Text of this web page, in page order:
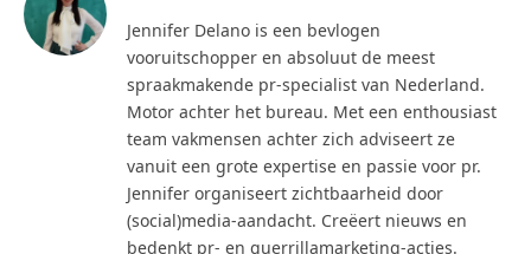
Jennifer Delano is een bevlogen
vooruitschopper en absoluut de meest
spraakmakende pr-specialist van Nederland.
Motor achter het bureau. Met een enthousiast
team vakmensen achter zich adviseert ze
vanuit een grote expertise en passie voor pr.
Jennifer organiseert zichtbaarheid door
(social)media-aandacht. Creëert nieuws en
bedenkt pr- en guerrillamarketing-acties.